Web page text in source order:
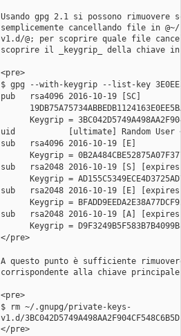
Usando gpg 2.1 si possono rimuovere
semplicemente cancellando file in
v1.d/@; per scoprire quale file
scoprire il _keygrip_ della chiave in
<pre>
$ gpg --with-keygrip --list-key
pub   rsa4096 2016-10-19 [SC]
Keygrip =
uid           [ultimate] Random User
sub   rsa4096 2016-10-19 [E]
Keygrip =
sub   rsa2048 2016-10-19 [S]
Keygrip =
sub   rsa2048 2016-10-19 [E]
Keygrip =
sub   rsa2048 2016-10-19 [A]
Keygrip =
</pre>
A questo punto è sufficiente
corrispondente alla chiave
<pre>
$ rm ~/.gnupg/private-keys-
v1.d/
</pre>